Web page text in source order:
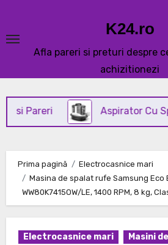
content
K24.ro
Afla pareri si preturi despre
achizitionezi
Aspirator Cu Spalare 3
Prima pagină
Electrocasnice mari
Masina de spalat rufe Samsung Eco
WW80K7415OW/LE, 1400 RPM, 8 kg,
Electrocasnice mari Masini